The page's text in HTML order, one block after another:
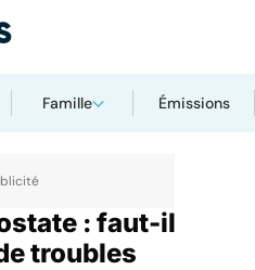
Famille Émissions
: faut-il
troubles